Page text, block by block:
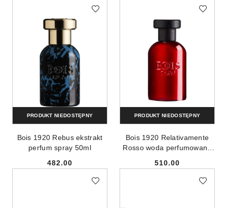
Bois 1920 Rebus ekstrakt
perfum spray 50ml
Cena:
482.00
PRODUKT NIEDOSTĘPNY
Bois 1920 Relativamente
Rosso woda perfumowana
Cena:
510.00
PRODUKT NIEDOSTĘPNY